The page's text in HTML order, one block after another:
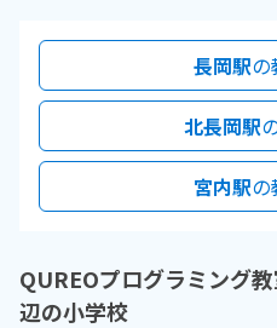
長岡駅の
北長岡駅
宮内駅の
QUREOプログラミング
辺の小学校